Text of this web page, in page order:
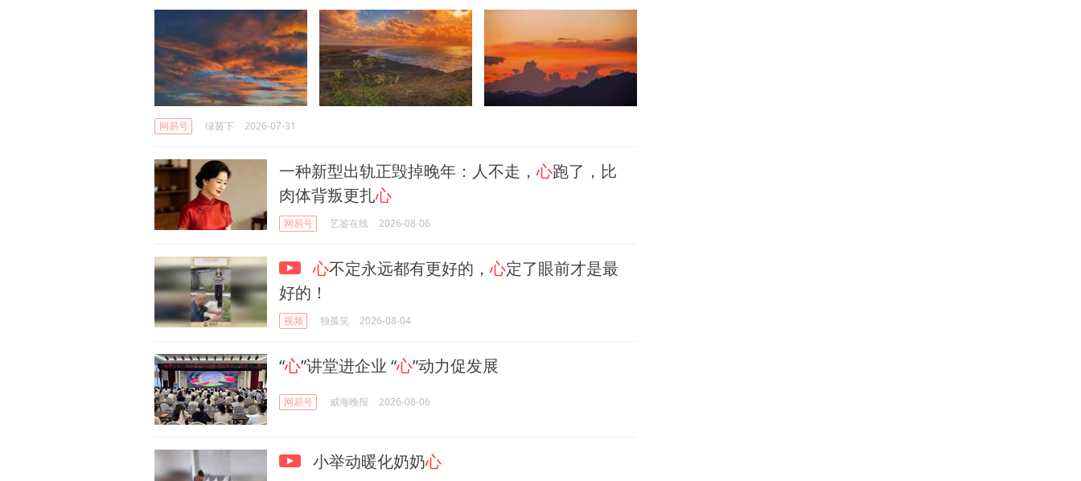
网易号 绿茵下 2026-07-31
一种新型出轨正毁掉晚年：人不走，心跑了，比
肉体背叛更扎心
网易号 艺鉴在线 2026-08-06
心不定永远都有更好的，心定了眼前才是最
好的！
视频 独孤笑 2026-08-04
“心”讲堂进企业 “心”动力促发展
网易号 威海晚报 2026-08-06
小举动暖化奶奶心